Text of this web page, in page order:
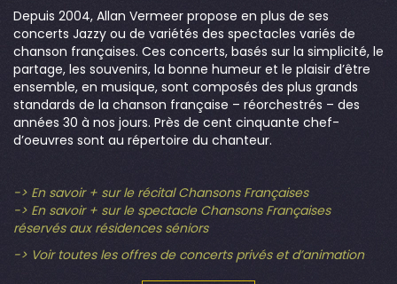
Depuis 2004, Allan Vermeer propose en plus de ses
concerts Jazzy ou de variétés des spectacles variés de
chanson françaises. Ces concerts, basés sur la simplicité, le
partage, les souvenirs, la bonne humeur et le plaisir d’être
ensemble, en musique, sont composés des plus grands
standards de la chanson française – réorchestrés – des
années 30 à nos jours. Près de cent cinquante chef-
d’oeuvres sont au répertoire du chanteur.
-> En savoir + sur le récital Chansons Françaises
-> En savoir + sur le spectacle Chansons Françaises
réservés aux résidences séniors
-> Voir toutes les offres de concerts privés et d’animation